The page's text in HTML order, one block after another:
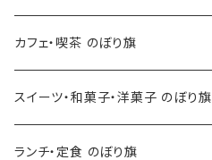
カフェ・喫茶 のぼり旗
スイーツ・和菓子・洋菓子 のぼり旗
ランチ・定食 のぼり旗